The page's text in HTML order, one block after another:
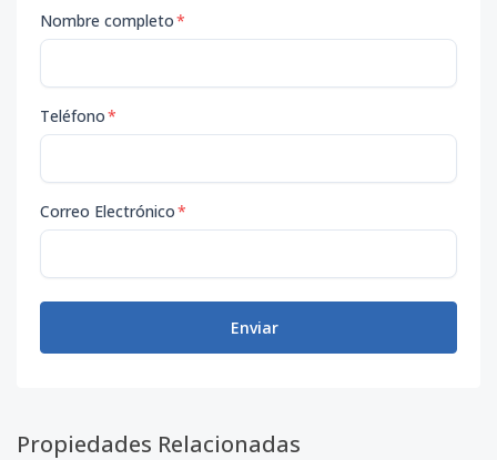
Nombre completo*
Teléfono*
Correo Electrónico*
Enviar
Propiedades Relacionadas